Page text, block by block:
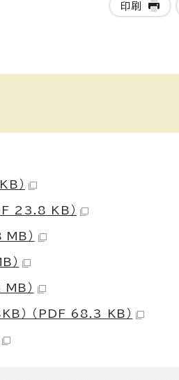
印刷
）
23.8 KB）
）
）
）
） （PDF 68.3 KB）